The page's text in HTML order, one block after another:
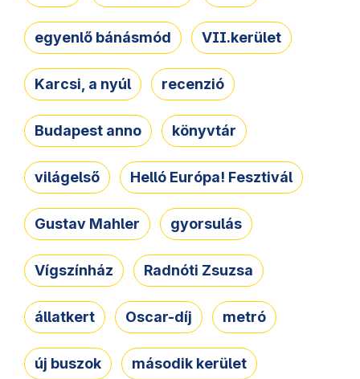
egyenlő bánásmód VII.kerület
Karcsi, a nyúl recenzió
Budapest anno könyvtár
világelső Helló Európa! Fesztivál
Gustav Mahler gyorsulás
Vígszínház Radnóti Zsuzsa
állatkert Oscar-díj metró
új buszok második kerület